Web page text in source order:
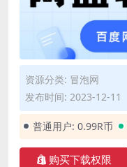
资源分类: 冒泡网
发布时间: 2023-12-11
普通用户: 0.99R币
购买下载权限